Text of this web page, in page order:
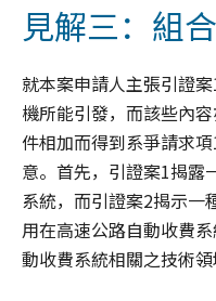
見解三：組
就本案申請人主張引證
機所能引發，而該些內
件相加而得到系爭請求
意。首先，引證案1揭露
系統，而引證案2揭示一
用在高速公路自動收費
動收費系統相關之技術